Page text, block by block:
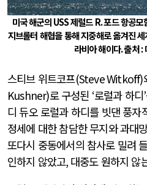
미국 해군의USS제럴드R.포드 항공모
지브롤터 해협을 통해 지중해로 옮겨진
라비아 해이다.출처:
스티브 위트코프(Steve Witkoff)
Kushner)로 구성된 ‘로럴과 하디’
디 듀오 로럴과 하디를 빗댄 풍자
정세에 대한 참담한 무지와 과대
또다시 중동에서의 참사로 밀려
인하지 않았고, 대중도 원하지 않